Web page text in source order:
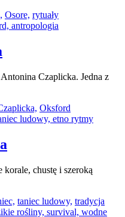
Osore, rytuały
Czaplicka. Jedna z
Oksford
korale, chustę i szeroką
taniec ludowy, tradycja